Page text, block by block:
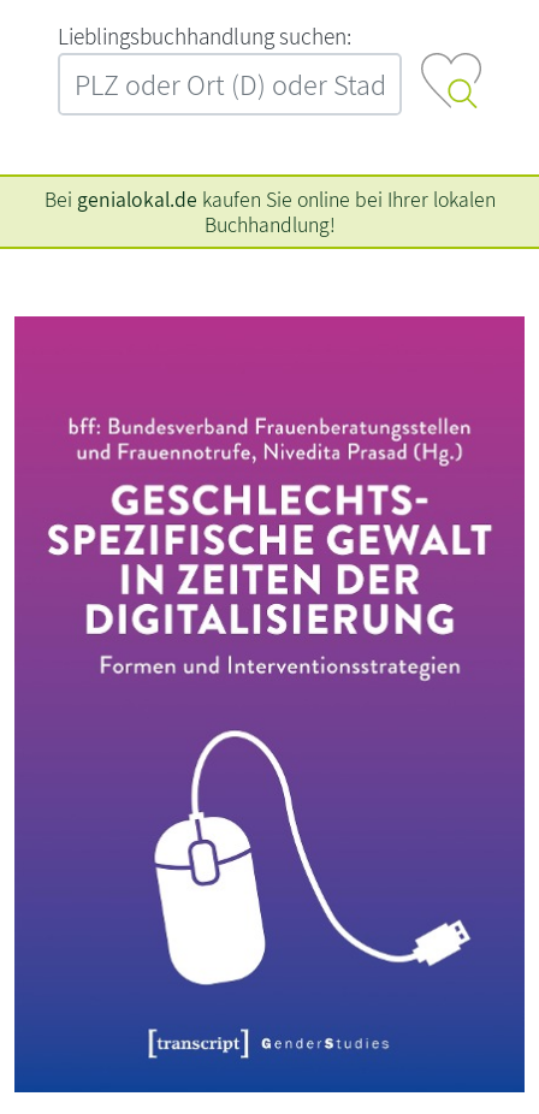
L‍i‍e‍b‍l‍i‍n‍g‍s‍b‍u‍c‍h‍h‍a‍n‍d‍l‍u‍n‍g‍ ‍s‍u‍c‍h‍e‍n‍:‍
Bei genialokal.de kaufen Sie online bei Ihrer lokalen
Buchhandlung!